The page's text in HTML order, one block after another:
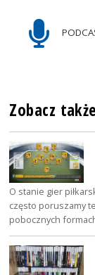
Zobacz także
O stanie gier
często poruszamy
pobocznych